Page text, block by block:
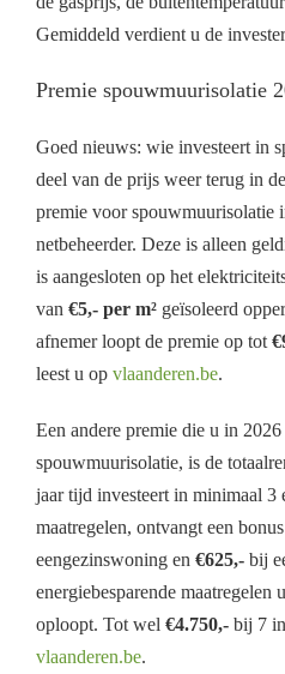
Gemiddeld verdient u de
Premie spouwmuurisolatie
Goed nieuws: wie investeert in
deel van de prijs weer terug in
premie voor spouwmuurisolatie
netbeheerder. Deze is alleen
is aangesloten op het
van €5,- per m² geïsoleerd
afnemer loopt de premie op tot
leest u op vlaanderen.be.
Een andere premie die u in
spouwmuurisolatie, is de
jaar tijd investeert in minimaal 3
maatregelen, ontvangt een
eengezinswoning en €625,- bij
energiebesparende maatregelen
oploopt. Tot wel €4.750,- bij 7
vlaanderen.be.